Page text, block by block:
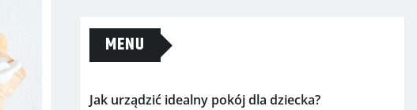
MENU
Jak urządzić idealny pokój dla dziecka?